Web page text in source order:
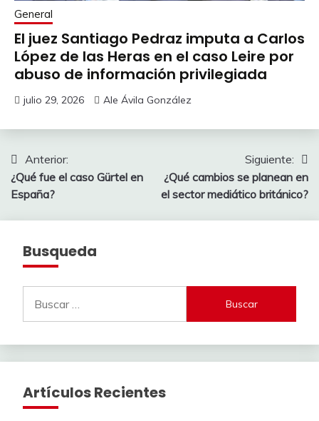
General
El juez Santiago Pedraz imputa a Carlos
López de las Heras en el caso Leire por
abuso de información privilegiada
julio 29, 2026 Ale Ávila González
Navegación
de
Anterior:
¿Qué fue el caso Gürtel en
España?
Siguiente:
¿Qué cambios se planean en
el sector mediático británico?
Busqueda
Artículos Recientes